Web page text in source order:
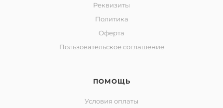
Реквизиты
Политика
Оферта
Пользовательское соглашение
ПОМОЩЬ
Условия оплаты